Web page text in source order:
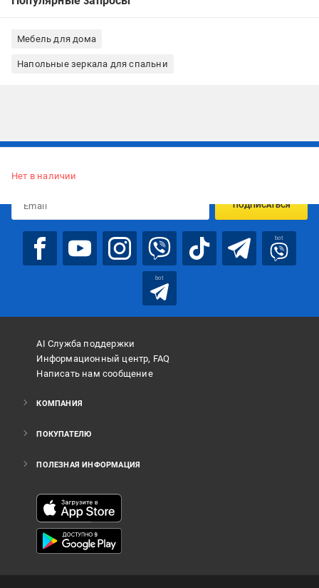
Мебель для дома
Напольные зеркала для спальни
Нет в наличии
ПОДПИСАТЬСЯ
bot
bot
AI Служба поддержки
Информационный центр, FAQ
Написать нам сообщение
КОМПАНИЯ
ПОКУПАТЕЛЮ
ПОЛЕЗНАЯ ИНФОРМАЦИЯ